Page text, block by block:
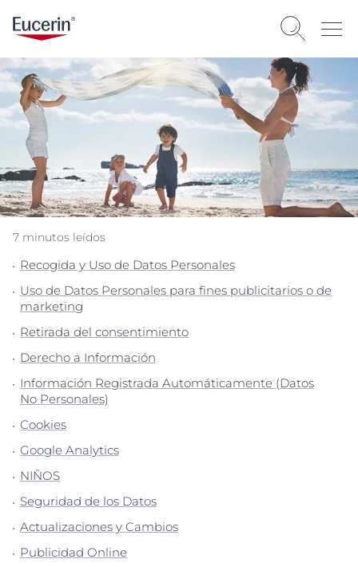
7 minutos leídos
Recogida y Uso de Datos Personales
Uso de Datos Personales para fines publicitarios o de
marketing
Retirada del consentimiento
Derecho a Información
Información Registrada Automáticamente (Datos
No Personales)
Cookies
Google Analytics
NIÑOS
Seguridad de los Datos
Actualizaciones y Cambios
Publicidad Online